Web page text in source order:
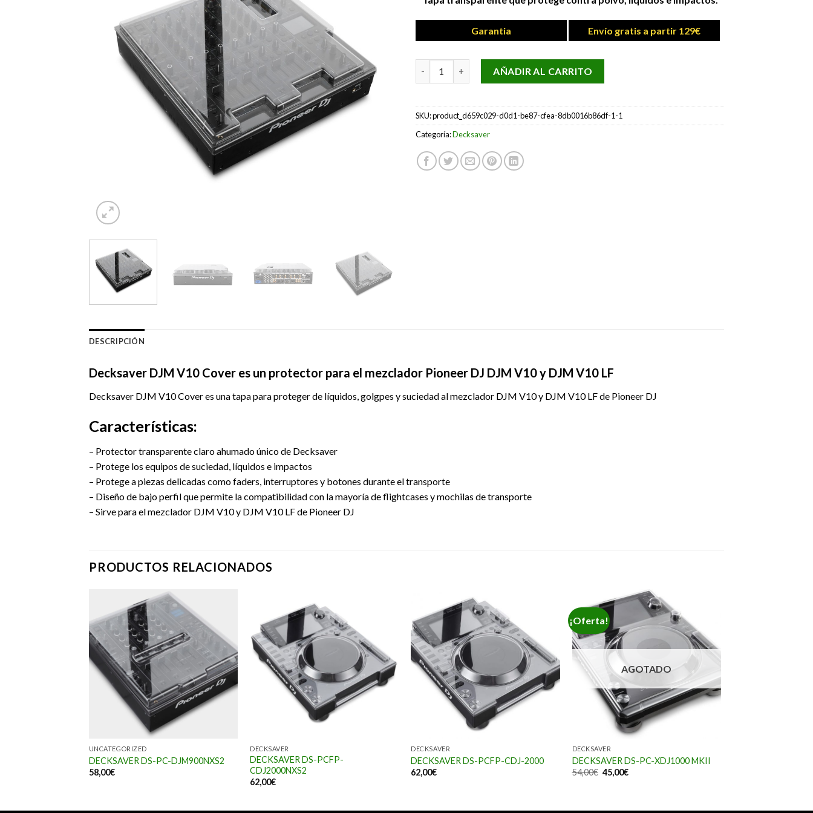
Garantia Envío gratis a partir 129€
DECKSAVER DS-PC-V10-LF cantidad
AÑADIR AL CARRITO
SKU:product_d659c029-d0d1-be87-cfea-8db0016b86df-1-1
Categoría:Decksaver
DESCRIPCIÓN
Decksaver DJM V10 Cover es un protector para el mezclador Pioneer DJ DJM V10 y DJM V10 LF
Decksaver DJM V10 Cover es una tapa para proteger de líquidos, golgpes y suciedad al mezclador DJM V10 y DJM V10 LF de Pioneer DJ
Características:
– Protector transparente claro ahumado único de Decksaver
– Protege los equipos de suciedad, líquidos e impactos
– Protege a piezas delicadas como faders, interruptores y botones durante el transporte
– Diseño de bajo perfil que permite la compatibilidad con la mayoría de flightcases y mochilas de transporte
– Sirve para el mezclador DJM V10 y DJM V10 LF de Pioneer DJ
PRODUCTOS RELACIONADOS
UNCATEGORIZED
DECKSAVER DS-PC-DJM900NXS2
58,00€
DECKSAVER
DECKSAVER DS-PCFP-
CDJ2000NXS2
62,00€
DECKSAVER
DECKSAVER DS-PCFP-CDJ-2000
62,00€
¡Oferta!
AGOTADO
DECKSAVER
DECKSAVER DS-PC-XDJ1000 MKII
54,00€ 45,00€